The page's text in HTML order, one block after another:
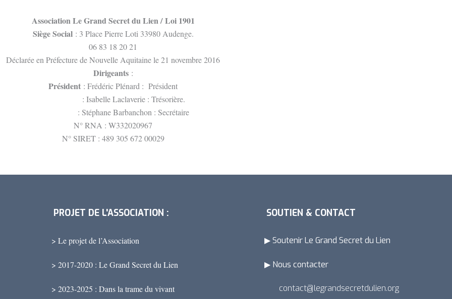
Association Le Grand Secret du Lien / Loi 1901
Siège Social: 3 Place Pierre Loti 33980 Audenge.
06 83 18 20 21
Déclarée en Préfecture de Nouvelle Aquitaine le 21 novembre 2016
Dirigeants :
Président : Frédéric Plénard : Président
: Isabelle Laclaverie : Trésorière.
: Stéphane Barbanchon : Secrétaire
N° RNA : W332020967
N° SIRET : 489 305 672 00029
PROJET DE L'ASSOCIATION :
> Le projet de l’Association
> 2017-2020 : Le Grand Secret du Lien
> 2023-2025 : Dans la trame du vivant
SOUTIEN & CONTACT
▶ Soutenir Le Grand Secret du Lien
▶ Nous contacter
contact@legrandsecretdulien.org